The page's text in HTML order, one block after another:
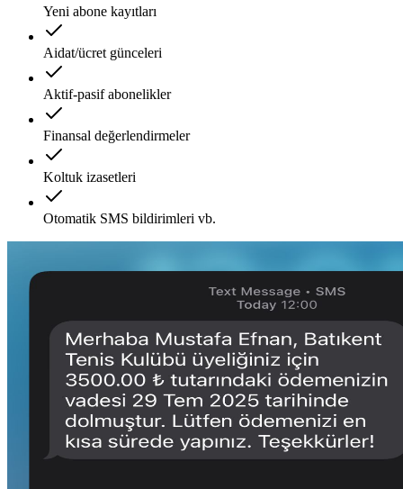
Yeni abone kayıtları
Aidat/ücret günceleri
Aktif-pasif abonelikler
Finansal değerlendirmeler
Koltuk izasetleri
Otomatik SMS bildirimleri vb.